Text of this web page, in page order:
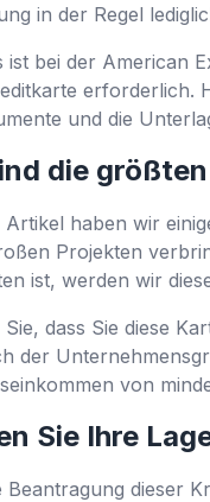
in der Regel
ist bei der American
erforderlich.
und die
die
Artikel haben wir
Projekten
ist, werden wir
Sie, dass Sie diese
der
von
Sie Ihre
Beantragung dieser